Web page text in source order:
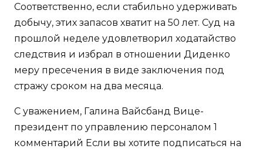
Соответственно, если стабильно удерживать
добычу, этих запасов хватит на 50 лет. Суд на
прошлой неделе удовлетворил ходатайство
следствия и избрал в отношении Диденко
меру пресечения в виде заключения под
стражу сроком на два месяца.
С уважением, Галина Вайсбанд Вице-
президент по управлению персоналом 1
комментарий Если вы хотите подписаться на